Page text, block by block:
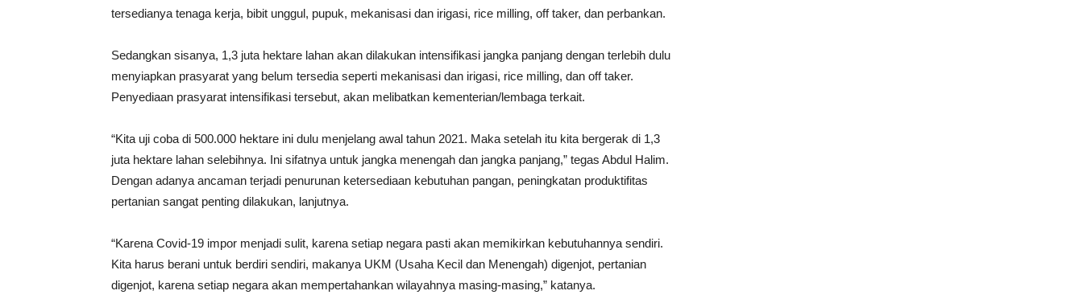
tersedianya tenaga kerja, bibit unggul, pupuk, mekanisasi dan irigasi, rice milling, off taker, dan perbankan.
Sedangkan sisanya, 1,3 juta hektare lahan akan dilakukan intensifikasi jangka panjang dengan terlebih dulu
menyiapkan prasyarat yang belum tersedia seperti mekanisasi dan irigasi, rice milling, dan off taker.
Penyediaan prasyarat intensifikasi tersebut, akan melibatkan kementerian/lembaga terkait.
“Kita uji coba di 500.000 hektare ini dulu menjelang awal tahun 2021. Maka setelah itu kita bergerak di 1,3
juta hektare lahan selebihnya. Ini sifatnya untuk jangka menengah dan jangka panjang,” tegas Abdul Halim.
Dengan adanya ancaman terjadi penurunan ketersediaan kebutuhan pangan, peningkatan produktifitas
pertanian sangat penting dilakukan, lanjutnya.
“Karena Covid-19 impor menjadi sulit, karena setiap negara pasti akan memikirkan kebutuhannya sendiri.
Kita harus berani untuk berdiri sendiri, makanya UKM (Usaha Kecil dan Menengah) digenjot, pertanian
digenjot, karena setiap negara akan mempertahankan wilayahnya masing-masing,” katanya.